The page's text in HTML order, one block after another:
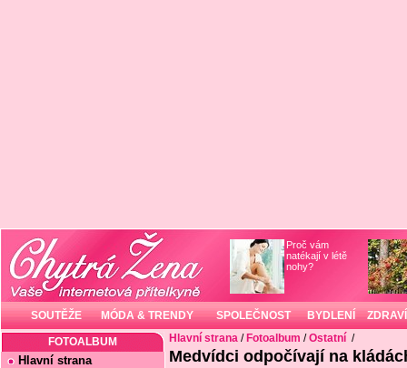
Proč vám
natékají v létě
nohy?
SOUTĚŽE MÓDA & TRENDY SPOLEČNOST BYDLENÍ ZDRAVÍ
FOTOALBUM
Hlavní strana
Hlavní strana / Fotoalbum /Ostatní /
Medvídci odpočívají na